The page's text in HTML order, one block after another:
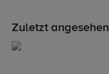
Zuletzt angesehen